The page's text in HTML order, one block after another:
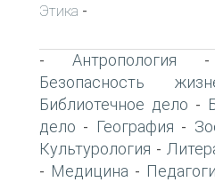
Этика -
- Антропология
Безопасность
Библиотечное дело -
дело - География -
Культурология -
- Медицина -